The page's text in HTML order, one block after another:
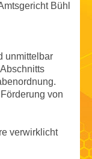
Bühl
unmittelbar
von
verwirklicht